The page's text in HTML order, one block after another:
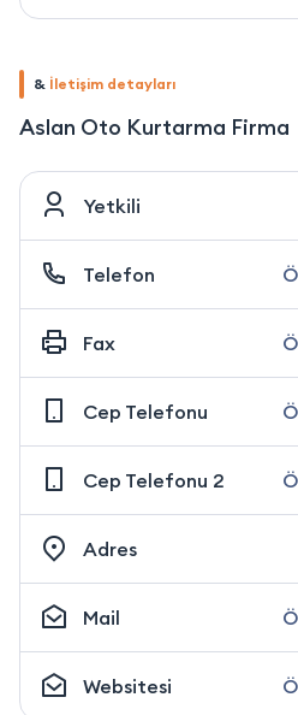
& İletişim detayları
Aslan Oto Kurtarma Firma
Yetkili
Telefon
Fax
Cep Telefonu
Cep Telefonu 2
Adres
Mail
Websitesi